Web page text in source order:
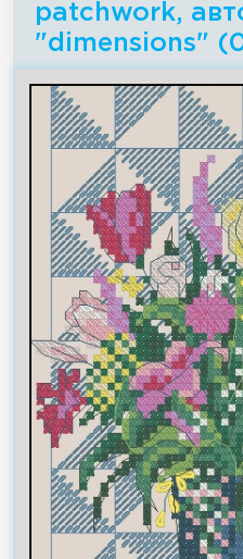
patchwork,
"dimensions"